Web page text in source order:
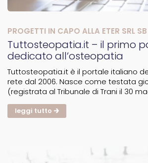
Tuttosteopatia.it – il primo
dedicato all’osteopatia
PROGETTI IN CAPO ALLA ETER SRL SB
Tuttosteopatia.it è il portale italiano
rete dal 2006. Nasce come testata
(registrata al Tribunale di Trani il 30
la mia direzione scientifica, con
punto di riferimento per gli osteopati e...
leggi tutto